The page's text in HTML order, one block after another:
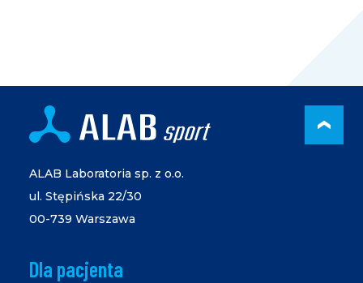
ALAB Laboratoria sp. z o.o.
ul. Stępińska 22/30
00-739 Warszawa
Dla pacjenta